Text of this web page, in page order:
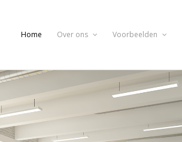
Home Over ons Voorbeelden